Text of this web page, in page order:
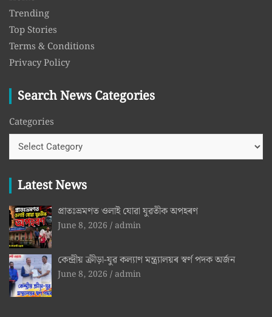
Trending
Top Stories
Terms & Conditions
Privacy Policy
Search News Categories
Categories
Latest News
প্ৰাতঃভ্ৰমণত ওলাই যোৱা যুৱতীক অপহৰণ
June 8, 2026 admin
কেন্দ্ৰীয় ক্রীড়া-যুৱ কল্যাণ মন্ত্ৰ্যালয়ৰ স্বৰ্ণ পদক অৰ্জন
June 8, 2026 admin